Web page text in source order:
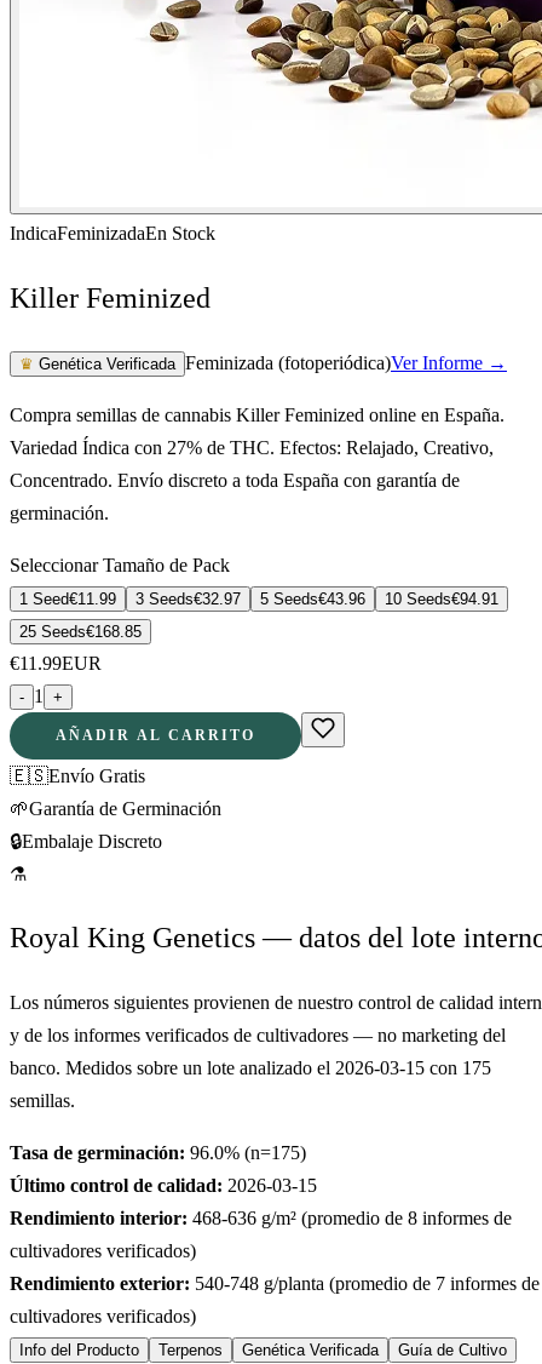
IndicaFeminizadaEn Stock
Killer Feminized
♛ Genética Verificada Feminizada (fotoperiódica)Ver Informe →
Compra semillas de cannabis Killer Feminized online en España.
Variedad Índica con 27% de THC. Efectos: Relajado, Creativo,
Concentrado. Envío discreto a toda España con garantía de
germinación.
Seleccionar Tamaño de Pack
1 Seed€11.99 3 Seeds€32.97 5 Seeds€43.96 10 Seeds€94.91
25 Seeds€168.85
€11.99EUR
- 1 +
AÑADIR AL CARRITO
🇪🇸Envío Gratis
🌱Garantía de Germinación
🔒Embalaje Discreto
⚗
Royal King Genetics — datos del lote
Los números siguientes provienen de nuestro control de calidad
y de los informes verificados de cultivadores — no marketing del
banco. Medidos sobre un lote analizado el 2026-03-15 con 175
semillas.
Tasa de germinación: 96.0% (n=175)
Último control de calidad: 2026-03-15
Rendimiento interior: 468-636 g/m² (promedio de 8 informes de
cultivadores verificados)
Rendimiento exterior: 540-748 g/planta (promedio de 7 informes de
cultivadores verificados)
Info del Producto Terpenos Genética Verificada Guía de Cultivo